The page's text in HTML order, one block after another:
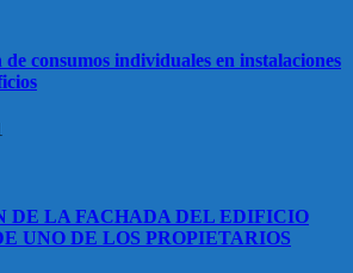
consumos individuales en instalaciones
DE LA FACHADA DEL EDIFICIO
UNO DE LOS PROPIETARIOS